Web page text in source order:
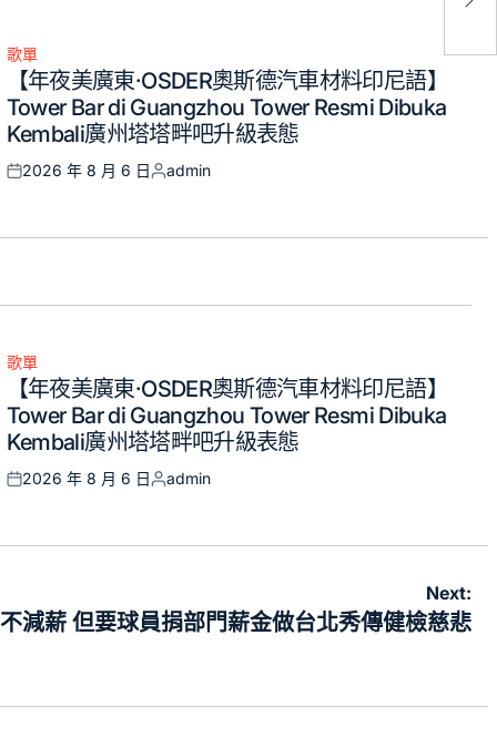
Posted
歌單
【年夜美廣東·OSDER奧斯德汽車材料印尼語】
Tower Bar di Guangzhou Tower Resmi Dibuka
Kembali廣州塔塔畔吧升級表態
Posted
2026 年 8 月 6 日
Posted
admin
Posted
歌單
【年夜美廣東·OSDER奧斯德汽車材料印尼語】
Tower Bar di Guangzhou Tower Resmi Dibuka
Kembali廣州塔塔畔吧升級表態
Posted
2026 年 8 月 6 日
Posted
admin
健
Next:
減薪 但要球員捐部門薪金做台北秀傳健檢慈悲